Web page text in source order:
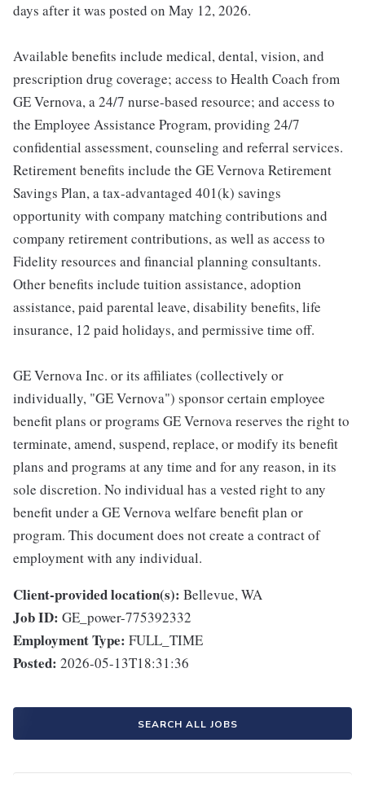
days after it was posted on May 12, 2026.
Available benefits include medical, dental, vision, and
prescription drug coverage; access to Health Coach from
GE Vernova, a 24/7 nurse-based resource; and access to
the Employee Assistance Program, providing 24/7
confidential assessment, counseling and referral services.
Retirement benefits include the GE Vernova Retirement
Savings Plan, a tax-advantaged 401(k) savings
opportunity with company matching contributions and
company retirement contributions, as well as access to
Fidelity resources and financial planning consultants.
Other benefits include tuition assistance, adoption
assistance, paid parental leave, disability benefits, life
insurance, 12 paid holidays, and permissive time off.
GE Vernova Inc. or its affiliates (collectively or
individually, "GE Vernova") sponsor certain employee
benefit plans or programs GE Vernova reserves the right to
terminate, amend, suspend, replace, or modify its benefit
plans and programs at any time and for any reason, in its
sole discretion. No individual has a vested right to any
benefit under a GE Vernova welfare benefit plan or
program. This document does not create a contract of
employment with any individual.
Client-provided location(s): Bellevue, WA
Job ID: GE_power-775392332
Employment Type: FULL_TIME
Posted: 2026-05-13T18:31:36
SEARCH ALL JOBS